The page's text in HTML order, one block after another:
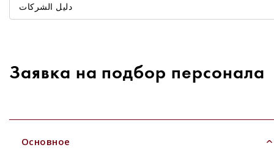
دليل الشركات
Заявка на подбор персонала
Основное